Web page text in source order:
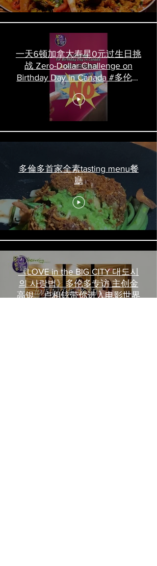
一天6顿加拿大寿星0元过生日挑
战 Zero-Dollar Challenge on
Birthday Day in Canada #多伦多
吃喝玩乐 #多伦多美食
#torontofood
多倫多首家全素tasting menu餐
廳
《LOVE in the BIG CITY 대도시
의 사랑법》多伦多专访 主创金
高银、卢相铉带你进入电影世界